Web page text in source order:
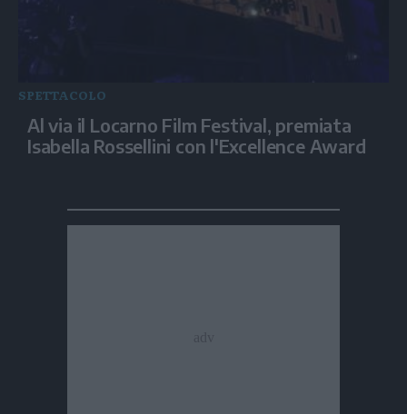
SPETTACOLO
Al via il Locarno Film Festival, premiata
Isabella Rossellini con l'Excellence Award